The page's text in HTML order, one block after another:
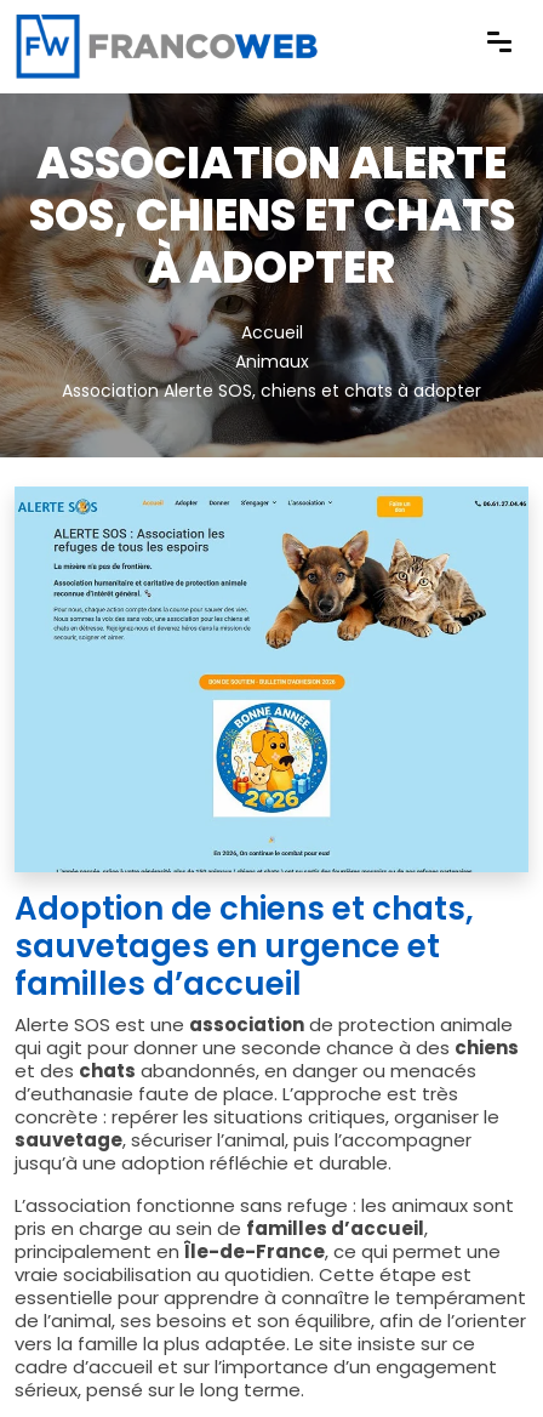
Panneau de gestion des cookies
ASSOCIATION ALERTE
SOS, CHIENS ET CHATS
À ADOPTER
Accueil
Animaux
Association Alerte SOS, chiens et chats à adopter
Adoption de chiens et chats,
sauvetages en urgence et
familles d’accueil
Alerte SOS est une associationde protection animale
qui agit pour donner une seconde chance à des chiens
et des chats abandonnés, en danger ou menacés
d’euthanasie faute de place. L’approche est très
concrète : repérer les situations critiques, organiser le
sauvetage, sécuriser l’animal, puis l’accompagner
jusqu’à une adoption réfléchie et durable.
L’association fonctionne sans refuge : les animaux sont
pris en charge au sein de familles d’accueil,
principalement en Île-de-France, ce qui permet une
vraie sociabilisation au quotidien. Cette étape est
essentielle pour apprendre à connaître le tempérament
de l’animal, ses besoins et son équilibre, afin de l’orienter
vers la famille la plus adaptée. Le site insiste sur ce
cadre d’accueil et sur l’importance d’un engagement
sérieux, pensé sur le long terme.